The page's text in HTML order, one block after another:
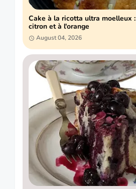
Cake à la ricotta ultra moelleux : recette facile au
citron et à l'orange
August 04, 2026